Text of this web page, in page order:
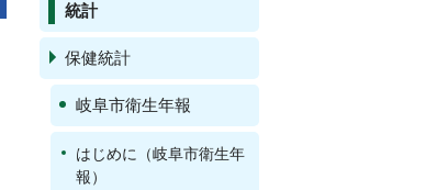
統計
保健統計
岐阜市衛生年報
はじめに（岐阜市衛生年
報）